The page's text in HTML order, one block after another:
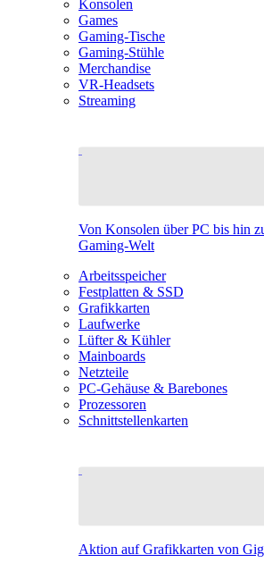
Konsolen
Games
Gaming-Tische
Gaming-Stühle
Merchandise
VR-Headsets
Streaming
Von Konsolen über PC bis hin
Gaming-Welt
Arbeitsspeicher
Festplatten & SSD
Grafikkarten
Laufwerke
Lüfter & Kühler
Mainboards
Netzteile
PC-Gehäuse & Barebones
Prozessoren
Schnittstellenkarten
Aktion auf Grafikkarten von